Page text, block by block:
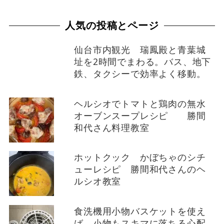
人気の投稿とページ
仙台市内観光 瑞鳳殿と青葉城
址を2時間でまわる。バス、地下
鉄、タクシーで効率よく移動。
ヘルシオでトマトと鶏肉の無水
オーブンスープレシピ 勝間
和代さん料理教室
ホットクック かぼちゃのシチ
ューレシピ 勝間和代さんのヘ
ルシオ教室
食洗機用小物バスケットを使え